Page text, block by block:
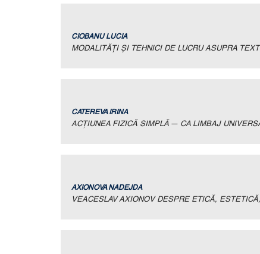
CIOBANU LUCIA
MODALITĂŢI ŞI TEHNICI DE LUCRU ASUPRA
CATEREVA IRINA
ACŢIUNEA FIZICĂ SIMPLĂ — CA LIMBAJ
AXIONOVA NADEJDA
VEACESLAV AXIONOV DESPRE ETICĂ,